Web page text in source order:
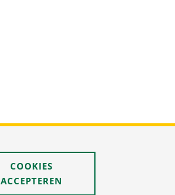
COOKIES
ACCEPTEREN